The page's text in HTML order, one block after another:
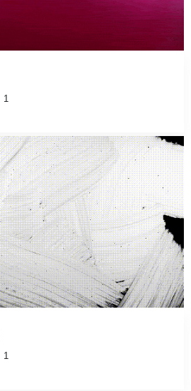
1
1